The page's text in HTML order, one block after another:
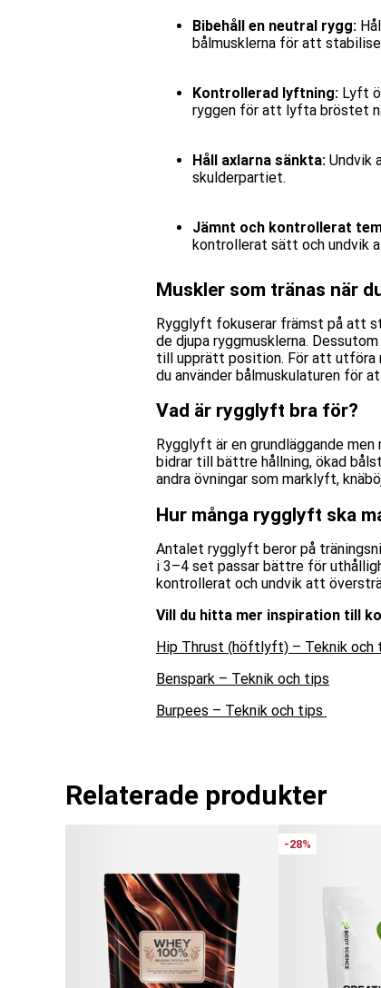
Bibehåll en neutral rygg:
bålmusklerna för att
Kontrollerad lyftning: Lyft
ryggen för att lyfta bröstet
Håll axlarna sänkta: Undvik
skulderpartiet.
Jämnt och kontrollerat
kontrollerat sätt och undvik
Muskler som tränas när
Rygglyft fokuserar främst på att
de djupa ryggmusklerna.
till upprätt position. För att utföra
du använder bålmuskulaturen för
Vad är rygglyft bra för?
Rygglyft är en grundläggande
bidrar till bättre hållning, ökad
andra övningar som marklyft,
Hur många rygglyft ska
Antalet rygglyft beror på
i 3–4 set passar bättre för
kontrollerat och undvik att
Vill du hitta mer inspiration till
Hip Thrust (höftlyft) – Teknik och
Benspark – Teknik och tips
Burpees – Teknik och tips
Relaterade produkter
-28%